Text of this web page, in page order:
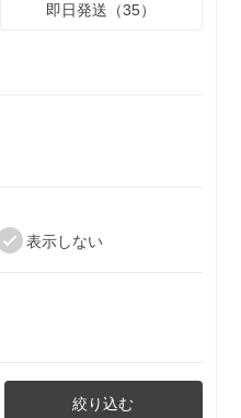
即日発送（35）
表示しない
絞り込む